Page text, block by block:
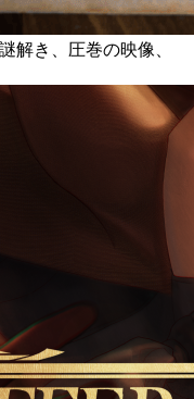
解き、圧巻の映像、